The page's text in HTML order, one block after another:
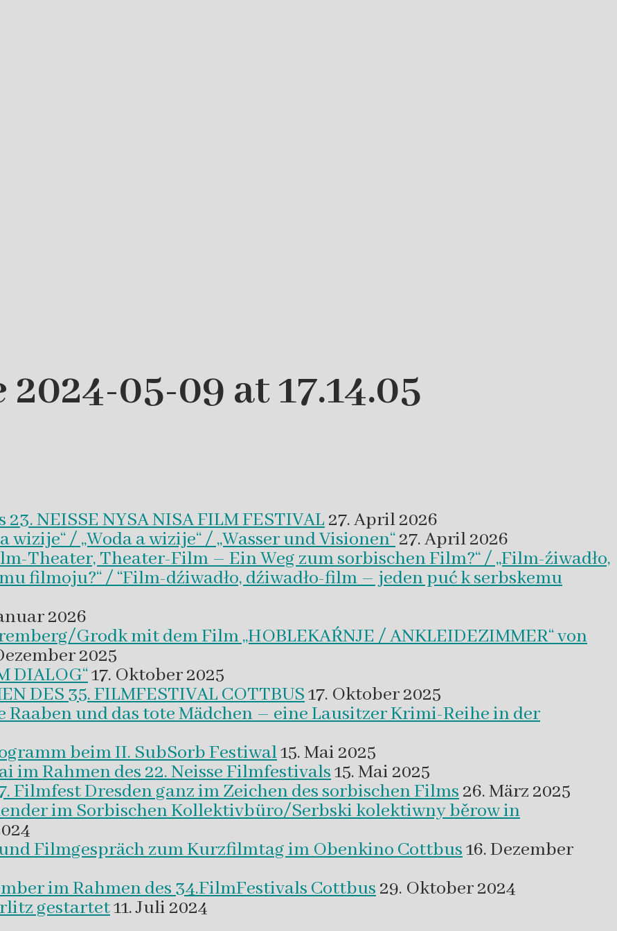
05-09 at 17.14.05
NEISSE NYSA NISA FILM FESTIVAL27. April 2026
wizije“ / „Woda a wizije“ / „Wasser und Visionen“27. April 2026
Theater, Theater-Film – Ein Weg zum sorbischen Film?“ / „Film-źiwadło,
filmoju?“ / “Film-dźiwadło, dźiwadło-film – jeden puć k serbskemu
2026
Grodk mit dem Film „HOBLEKAŔNJE / ANKLEIDEZIMMER“ von
2025
DIALOG“17. Oktober 2025
DES 35. FILMFESTIVAL COTTBUS17. Oktober 2025
Raaben und das tote Mädchen – eine Lausitzer Krimi-Reihe in der
beim II. SubSorb Festiwal15. Mai 2025
im Rahmen des 22. Neisse Filmfestivals15. Mai 2025
Filmfest Dresden ganz im Zeichen des sorbischen Films26. März 2025
im Sorbischen Kollektivbüro/Serbski kolektiwny běrow in
Filmgespräch zum Kurzfilmtag im Obenkino Cottbus16. Dezember
im Rahmen des 34.FilmFestivals Cottbus29. Oktober 2024
gestartet11. Juli 2024